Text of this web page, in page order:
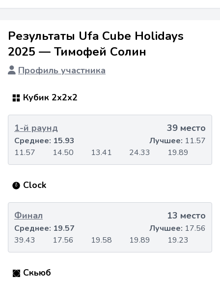
Результаты Ufa Cube Holidays
2025 — Тимофей Солин
Профиль участника
Кубик 2x2x2
1-й раунд 39 место
11.57 14.50 13.41 24.33 19.89
Среднее: 15.93 Лучшее: 11.57
Clock
Финал 13 место
39.43 17.56 19.58 19.89 19.23
Среднее: 19.57 Лучшее: 17.56
Скьюб